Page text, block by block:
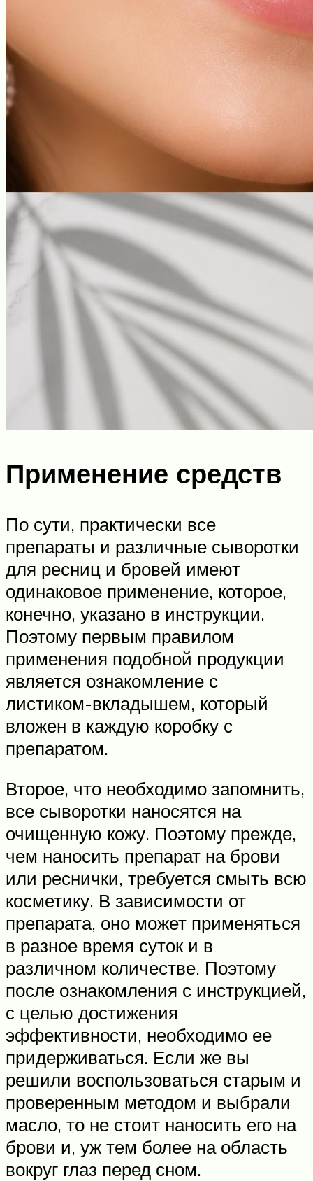
Применение средств
По сути, практически все
препараты и различные сыворотки
для ресниц и бровей имеют
одинаковое применение, которое,
конечно, указано в инструкции.
Поэтому первым правилом
применения подобной продукции
является ознакомление с
листиком-вкладышем, который
вложен в каждую коробку с
препаратом.
Второе, что необходимо запомнить,
все сыворотки наносятся на
очищенную кожу. Поэтому прежде,
чем наносить препарат на брови
или реснички, требуется смыть всю
косметику. В зависимости от
препарата, оно может применяться
в разное время суток и в
различном количестве. Поэтому
после ознакомления с инструкцией,
с целью достижения
эффективности, необходимо ее
придерживаться. Если же вы
решили воспользоваться старым и
проверенным методом и выбрали
масло, то не стоит наносить его на
брови и, уж тем более на область
вокруг глаз перед сном.